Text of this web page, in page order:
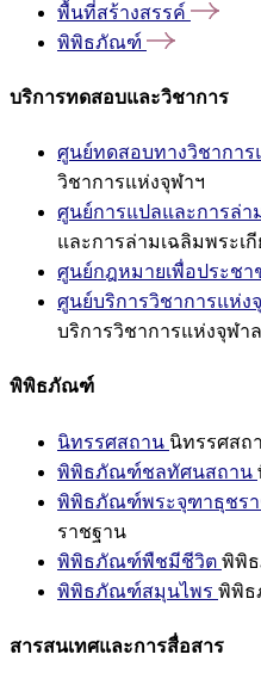
พื้นที่สร้างสรรค์
พิพิธภัณฑ์
บริการทดสอบและวิชาการ
ศูนย์ทดสอบทางวิชาการ
วิชาการแห่งจุฬาฯ
ศูนย์การแปลและการล่า
และการล่ามเฉลิมพระเ
ศูนย์กฎหมายเพื่อประชา
ศูนย์บริการวิชาการแห่
บริการวิชาการแห่งจุฬา
พิพิธภัณฑ์
นิทรรศสถาน นิทรรศสถ
พิพิธภัณฑ์ชลทัศนสถาน
พิพิธภัณฑ์พระจุฑาธุชร
ราชฐาน
พิพิธภัณฑ์พืชมีชีวิต พิพิ
พิพิธภัณฑ์สมุนไพร พิพิธ
สารสนเทศและการสื่อสาร